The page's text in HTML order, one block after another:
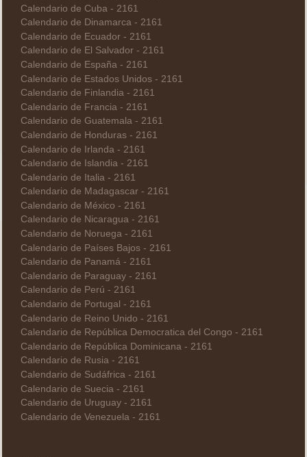
Calendario de Cuba - 2161
Calendario de Dinamarca - 2161
Calendario de Ecuador - 2161
Calendario de El Salvador - 2161
Calendario de España - 2161
Calendario de Estados Unidos - 2161
Calendario de Finlandia - 2161
Calendario de Francia - 2161
Calendario de Guatemala - 2161
Calendario de Honduras - 2161
Calendario de Irlanda - 2161
Calendario de Islandia - 2161
Calendario de Italia - 2161
Calendario de Madagascar - 2161
Calendario de México - 2161
Calendario de Nicaragua - 2161
Calendario de Noruega - 2161
Calendario de Países Bajos - 2161
Calendario de Panamá - 2161
Calendario de Paraguay - 2161
Calendario de Perú - 2161
Calendario de Portugal - 2161
Calendario de Reino Unido - 2161
Calendario de República Democratica del Congo - 2161
Calendario de República Dominicana - 2161
Calendario de Rusia - 2161
Calendario de Sudáfrica - 2161
Calendario de Suecia - 2161
Calendario de Uruguay - 2161
Calendario de Venezuela - 2161